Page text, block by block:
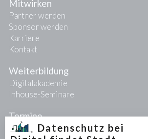
Mitwirken
Partner werden
Sponsor werden
Karriere
Kontakt
Weiterbildung
Digitalakademie
Inhouse-Seminare
Termine
Datenschutz bei